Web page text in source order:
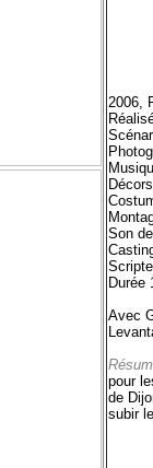
2006,
Son
Durée
Avec
pour
de
subir